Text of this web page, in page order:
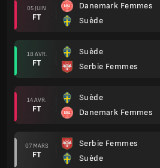
05 JUIN
FT
Danemark Femmes
Suède
18 AVR.
FT
Suède
Serbie Femmes
14 AVR.
FT
Suède
Danemark Femmes
07 MARS
FT
Serbie Femmes
Suède